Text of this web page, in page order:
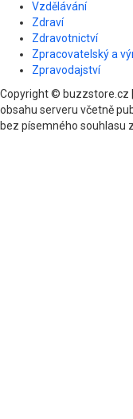
Vzdělávání
Zdraví
Zdravotnictví
Zpracovatelský a
Zpravodajství
Copyright © buzzstore.cz
obsahu serveru včetně
bez písemného souhlasu